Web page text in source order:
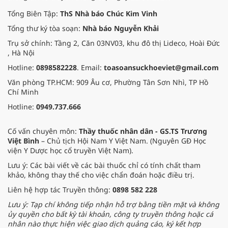
tư duy về xây dựng nguồn nhân
lực và tư duy khoa học ứng dụng.
Tổng Biên Tập: ThS Nhà báo Chúc Kim Vinh
Tổng thư ký tòa soạn: Nhà báo Nguyễn Khải
Trụ sở chính: Tầng 2, Căn 03NV03, khu đô thị Lideco, Hoài Đức
, Hà Nội
Hotline: 0898582228. Email: toasoansuckhoeviet@gmail.com
Văn phòng TP.HCM: 909 Âu cơ, Phường Tân Sơn Nhì, TP Hồ
Chí Minh
Hotline: 0949.737.666
Cố vấn chuyên môn: Thầy thuốc nhân dân - GS.TS Trương
Việt Bình – Chủ tịch Hội Nam Y Việt Nam. (Nguyên GĐ Học
viện Y Dược học cổ truyền Việt Nam).
Lưu ý: Các bài viết về các bài thuốc chỉ có tính chất tham
khảo, không thay thế cho việc chẩn đoán hoặc điều trị.
Liên hệ hợp tác Truyền thông: 0898 582 228
Lưu ý: Tạp chí không tiếp nhận hỗ trợ bằng tiền mặt và không
ủy quyền cho bất kỳ tài khoản, công ty truyền thông hoặc cá
nhân nào thực hiện việc giao dịch quảng cáo, ký kết hợp